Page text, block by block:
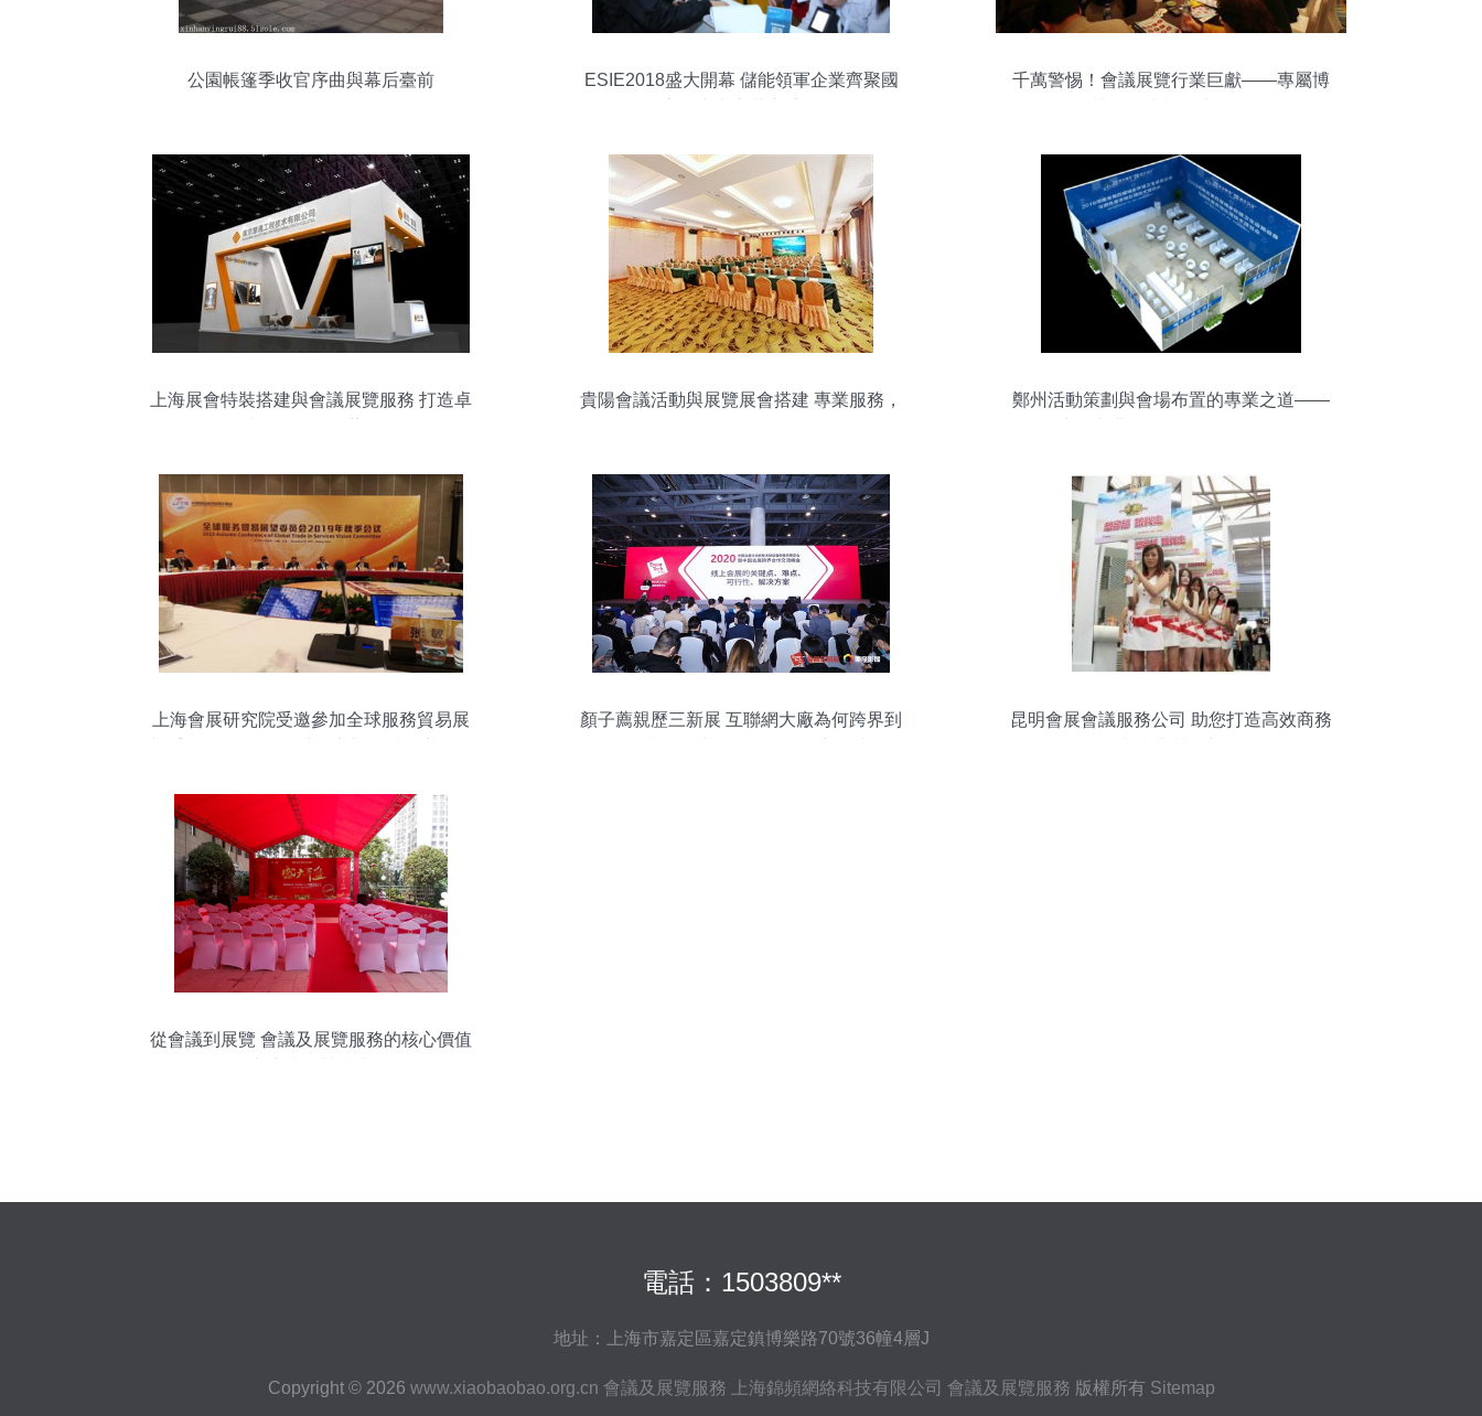
公園帳篷季收官序曲與幕后臺前
ESIE2018盛大開幕 儲能領軍企業齊聚國
千萬警惕！會議展覽行業巨獻——專屬博
上海展會特裝搭建與會議展覽服務 打造卓
貴陽會議活動與展覽展會搭建 專業服務，
鄭州活動策劃與會場布置的專業之道——
上海會展研究院受邀參加全球服務貿易展
顏子薦親歷三新展 互聯網大廠為何跨界到
昆明會展會議服務公司 助您打造高效商務
從會議到展覽 會議及展覽服務的核心價值
電話：1503809**
地址：上海市嘉定區嘉定鎮博樂路70號36幢4層J
Copyright © 2026 www.xiaobaobao.org.cn 會議及展覽服務 上海錦頻網絡科技有限公司 會議及展覽服務 版權所有 Sitemap